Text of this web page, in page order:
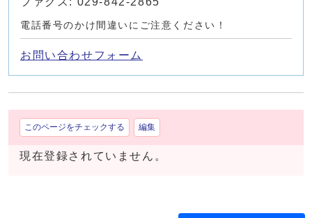
電話番号のかけ間違いにご注意ください！
お問い合わせフォーム
このページをチェックする 編集
現在登録されていません。